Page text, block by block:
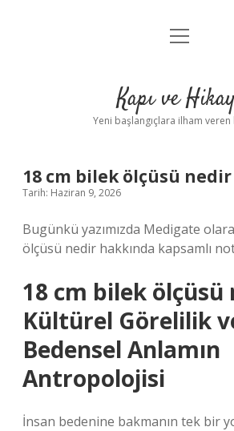
Anasayfa
Yasal Uyarı
menüyü
Kapı ve
Yeni başlangıçlara ilham
18 cm bilek ölçüsü nedir
Tarih: Haziran 9, 2026
Bugünkü yazımızda Medigate
ölçüsü nedir hakkında kapsamlı
18 cm bilek ölçüsü
Kültürel Görelilik
Bedensel Anlamın
Antropolojisi
İnsan bedenine bakmanın tek bir